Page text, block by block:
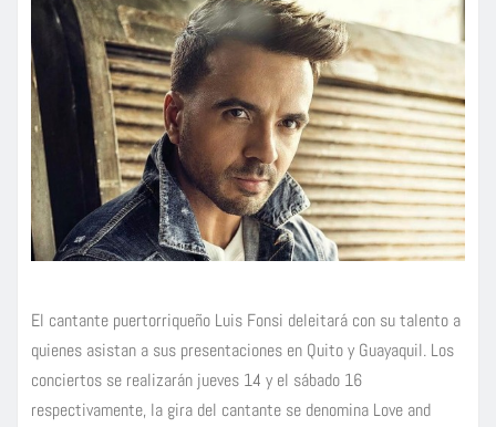
El cantante puertorriqueño Luis Fonsi deleitará con su talento a
quienes asistan a sus presentaciones en Quito y Guayaquil. Los
conciertos se realizarán jueves 14 y el sábado 16
respectivamente, la gira del cantante se denomina Love and